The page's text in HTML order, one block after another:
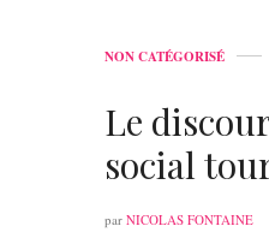
NON CATÉGORISÉ
Le
social
par NICOLAS FONTAINE